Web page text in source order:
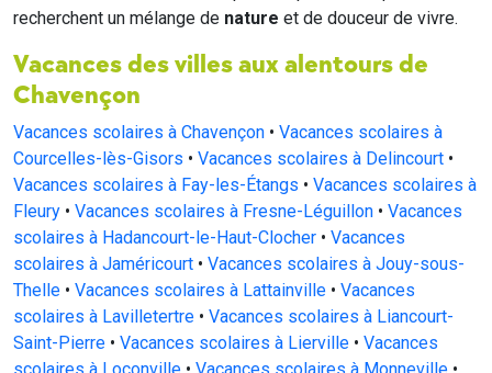
recherchent un mélange de nature et de douceur de vivre.
Vacances des villes aux alentours de
Chavençon
Vacances scolaires à Chavençon • Vacances scolaires à
Courcelles-lès-Gisors • Vacances scolaires à Delincourt •
Vacances scolaires à Fay-les-Étangs • Vacances scolaires à
Fleury • Vacances scolaires à Fresne-Léguillon • Vacances
scolaires à Hadancourt-le-Haut-Clocher • Vacances
scolaires à Jaméricourt • Vacances scolaires à Jouy-sous-
Thelle • Vacances scolaires à Lattainville • Vacances
scolaires à Lavilletertre • Vacances scolaires à Liancourt-
Saint-Pierre • Vacances scolaires à Lierville • Vacances